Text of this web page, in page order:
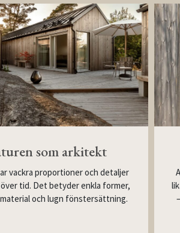
som arkitekt
vackra proportioner och detaljer
tid. Det betyder enkla former,
och lugn fönstersättning.